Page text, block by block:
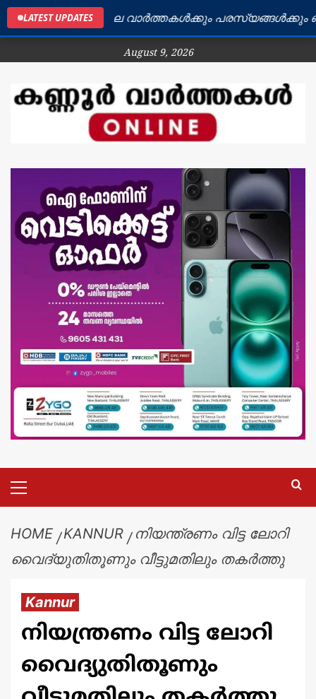
LATEST UPDATES
ജില്ലയിലെ വാർത്തകൾക്കും പരസ്യങ്ങൾക്കും
August 9, 2026
HOME KANNUR
നിയന്ത്രണം വിട്ട ലോറി
വൈദ്യുതിതൂണും വീട്ടുമതിലും തകർത്തു
Kannur
നിയന്ത്രണം വിട്ട ലോറി
വൈദ്യുതിതൂണും